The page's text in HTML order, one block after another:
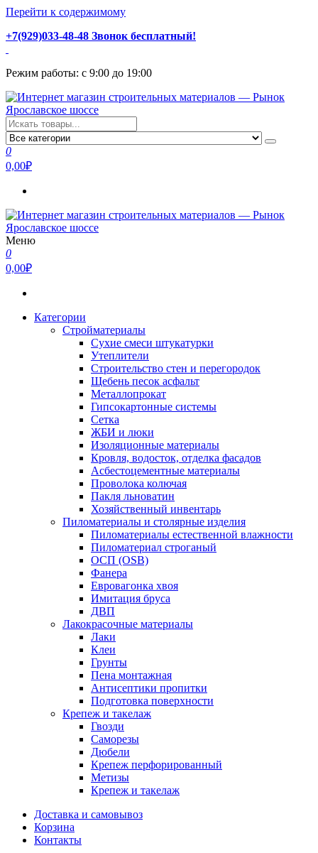
Перейти к содержимому
+7(929)033-48-48 Звонок бесплатный!
Режим работы: с 9:00 до 19:00
Интернет магазин строительных материалов — Рынок
Ярославское шоссе
Стройматериалы с доставкой и самовывозом можно купить у
нас. Пушкино, Ивантеевка, Королев, Мытищи, Сергиев Посад.
Низкая цена, консультация и быстрая доставка.
0
0,00₽
Интернет магазин строительных материалов — Рынок
Ярославское шоссе
Стройматериалы с доставкой и самовывозом можно купить у
нас. Пушкино, Ивантеевка, Королев, Мытищи, Сергиев Посад.
Низкая цена, консультация и быстрая доставка.
Меню
0
0,00₽
Категории
Стройматериалы
Сухие смеси штукатурки
Утеплители
Строительство стен и перегородок
Щебень песок асфальт
Металлопрокат
Гипсокартонные системы
Сетка
ЖБИ и люки
Изоляционные материалы
Кровля, водосток, отделка фасадов
Асбестоцементные материалы
Проволока колючая
Пакля льноватин
Хозяйственный инвентарь
Пиломатериалы и столярные изделия
Пиломатериалы естественной влажности
Пиломатериал строганый
ОСП (OSB)
Фанера
Евровагонка хвоя
Имитация бруса
ДВП
Лакокрасочные материалы
Лаки
Клеи
Грунты
Пена монтажная
Антисептики пропитки
Подготовка поверхности
Крепеж и такелаж
Гвозди
Саморезы
Дюбели
Крепеж перфорированный
Метизы
Крепеж и такелаж
Доставка и самовывоз
Корзина
Контакты